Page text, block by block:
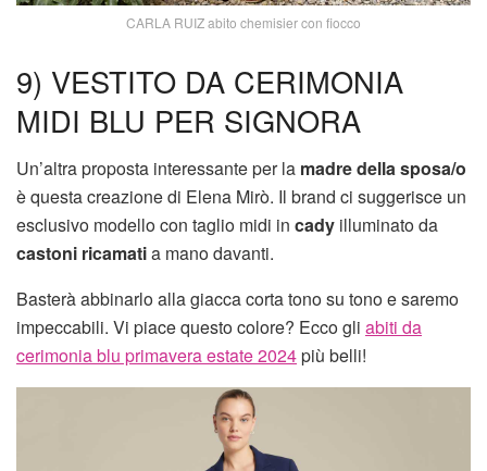
CARLA RUIZ abito chemisier con fiocco
9) VESTITO DA CERIMONIA
MIDI BLU PER SIGNORA
Un’altra proposta interessante per la madre della sposa/o
è questa creazione di Elena Mirò. Il brand ci suggerisce un
esclusivo modello con taglio midi in cady illuminato da
castoni ricamatia mano davanti.
Basterà abbinarlo alla giacca corta tono su tono e saremo
impeccabili. Vi piace questo colore? Ecco gli abiti da
cerimonia blu primavera estate 2024più belli!